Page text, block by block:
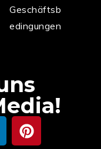
Geschäftsb
edingungen